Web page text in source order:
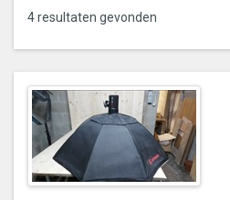
4 resultaten gevonden